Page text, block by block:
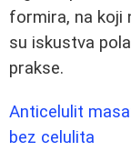
formira, na koji
su iskustva
prakse.
Anticelulit
bez celulita